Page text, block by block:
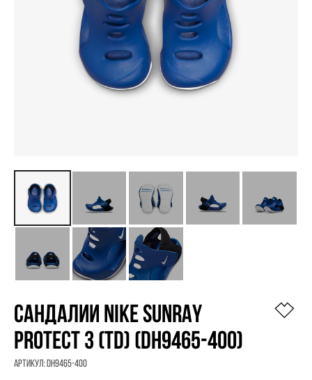
САНДАЛИИ NIKE SUNRAY
PROTECT 3 (TD) (DH9465-400)
Артикул:DH9465-400